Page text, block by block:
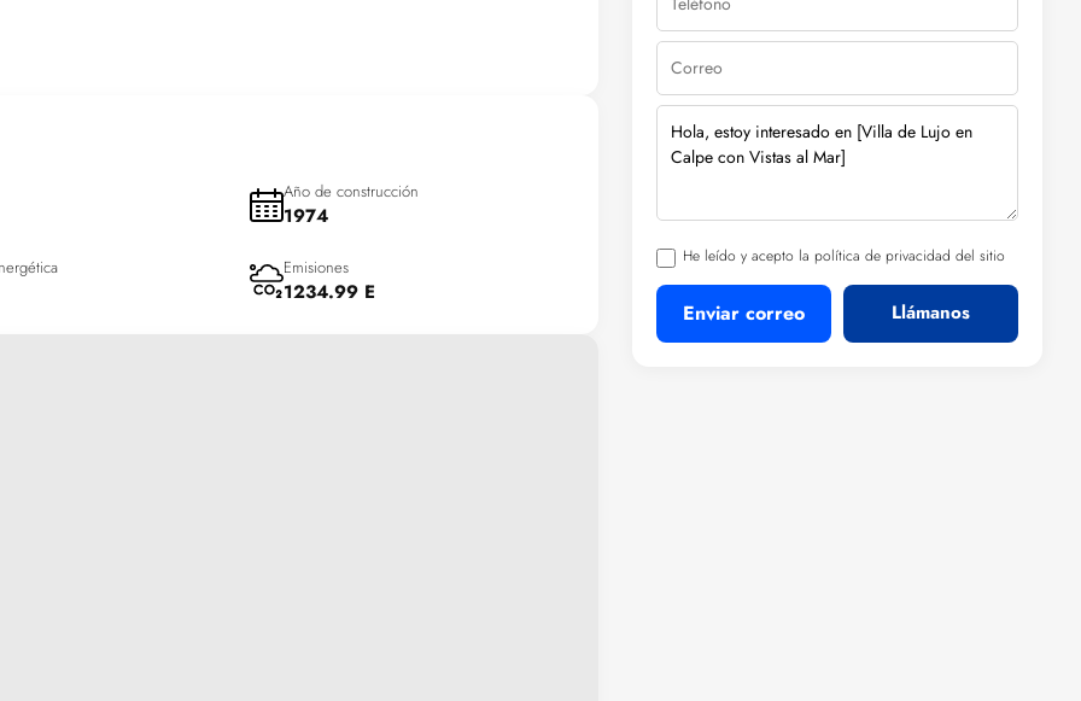
Año de construcción
1974
Emisiones
1234.99 E
He leído y acepto la política de privacidad del sitio
Enviar correo Llámanos